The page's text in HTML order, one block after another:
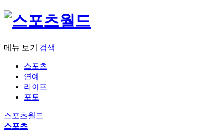
메뉴 보기 검색
스포츠
연예
라이프
포토
스포츠월드
스포츠